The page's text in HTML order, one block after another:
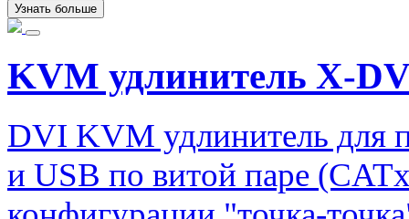
Узнать больше
KVM удлинитель X-
DVI KVM удлинитель для
и USB по витой паре